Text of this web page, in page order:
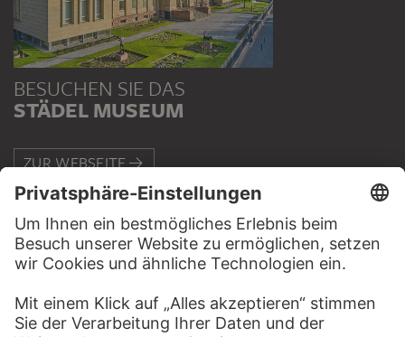
BESUCHEN SIE DAS
STÄDEL MUSEUM
ZUR WEBSEITE
KONTAKT
Haben Sie Anregungen, Fragen oder Informationen zu